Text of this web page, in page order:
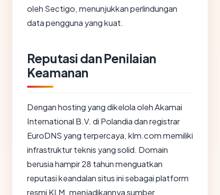
oleh Sectigo, menunjukkan perlindungan
data pengguna yang kuat.
Reputasi dan Penilaian
Keamanan
Dengan hosting yang dikelola oleh Akamai
International B.V. di Polandia dan registrar
EuroDNS yang terpercaya, klm.com memiliki
infrastruktur teknis yang solid. Domain
berusia hampir 28 tahun menguatkan
reputasi keandalan situs ini sebagai platform
resmi KLM, menjadikannya sumber